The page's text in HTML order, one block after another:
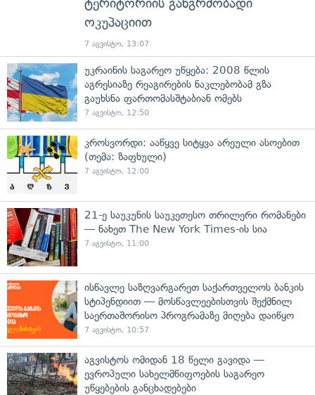
ოკუპაციით
7 აგვისტო, 13:07
უკრაინის საგარეო უწყება: 2008 წლის
აგრესიაზე რეაგირების ნაკლებობამ გზა
გაუხსნა ფართომასშტაბიან ომებს
7 აგვისტო, 12:50
კროსვორდი: ააწყვე სიტყვა არეული ასოებით
(თემა: ზაფხული)
7 აგვისტო, 12:00
21-ე საუკუნის საუკეთესო თრილერი რომანები
— ნახეთ The New York Times-ის სია
7 აგვისტო, 11:00
ისწავლე საზღვარგარეთ საქართველოს ბანკის
სტიპენდიით — მოსწავლეებისთვის შექმნილ
საერთაშორისო პროგრამაზე მიღება დაიწყო
7 აგვისტო, 10:57
აგვისტოს ომიდან 18 წელი გავიდა —
ევროპული სახელმწიფოების საგარეო
უწყებების განცხადებები